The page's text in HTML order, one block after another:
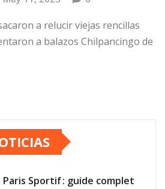
a relucir viejas rencillas
a balazos Chilpancingo de
Sportif : guide complet